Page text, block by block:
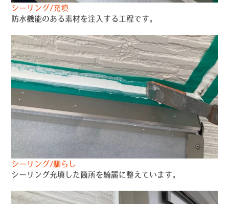
シーリング/充填
防水機能のある素材を注入する工程です。
シーリング/馴らし
シーリング充填した箇所を綺麗に整えています。